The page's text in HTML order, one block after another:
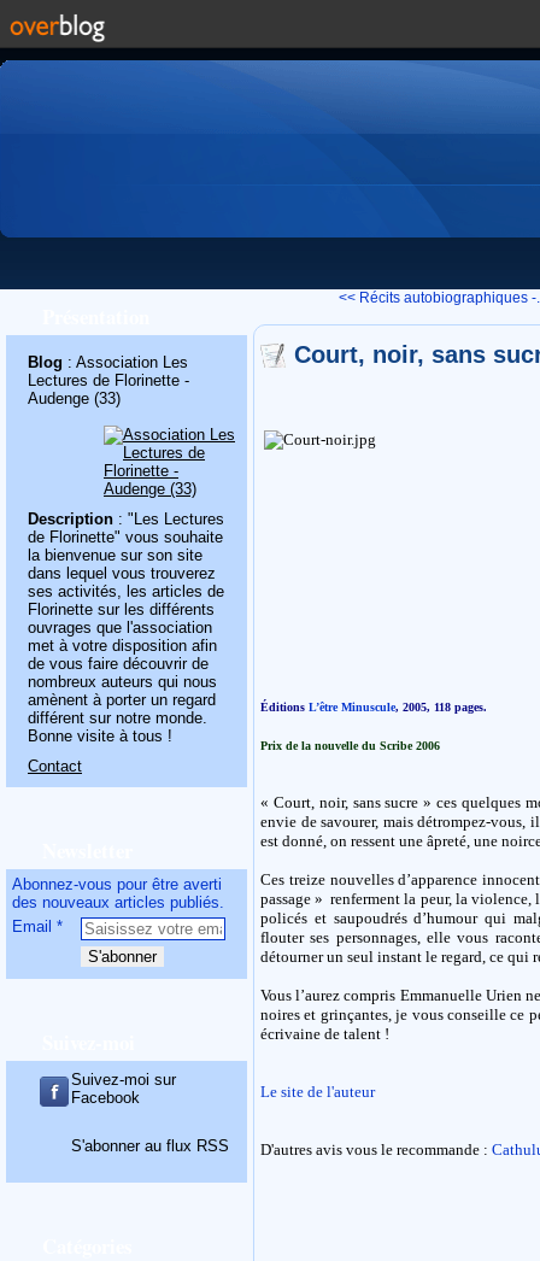
Blog : Association Les
Lectures de Florinette -
Audenge (33)
Description : "Les Lectures
de Florinette" vous souhaite
la bienvenue sur son site
dans lequel vous trouverez
ses activités, les articles de
Florinette sur les différents
ouvrages que l'association
met à votre disposition afin
de vous faire découvrir de
nombreux auteurs qui nous
amènent à porter un regard
différent sur notre monde.
Bonne visite à tous !
Contact
Abonnez-vous pour être averti
des nouveaux articles publiés.
Email
Suivez-moi sur
Facebook
S'abonner au flux RSS
<< Récits autobiographiques -
Court, noir, sans
Éditions L’être Minuscule, 2005, 118 pages.
Prix de la nouvelle du Scribe 2006
« Court, noir, sans sucre » ces quelques
envie de savourer, mais détrompez-vous,
est donné, on ressent une âpreté, une
Ces treize nouvelles d’apparence
passage » renferment la peur, la violence,
policés et saupoudrés d’humour qui
flouter ses personnages, elle vous
détourner un seul instant le regard, ce qui
Vous l’aurez compris Emmanuelle Urien
noires et grinçantes, je vous conseille ce
écrivaine de talent !
Le site de l'auteur
D'autres avis vous le recommande :